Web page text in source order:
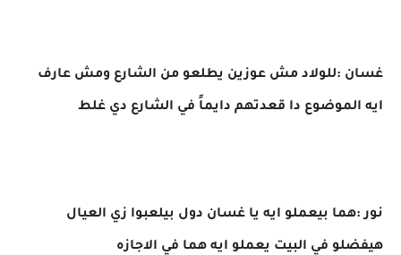
غسان :للولاد مش عوزين يطلعو من الشارع ومش عارف
ايه الموضوع دا قعدتهم دايماً في الشارع دي غلط
نور :هما بيعملو ايه يا غسان دول بيلعبوا زي العيال
هيفضلو في البيت يعملو ايه هما في الاجازه